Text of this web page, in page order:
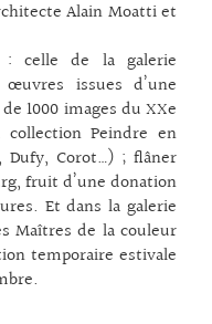
Alain Moatti et
: celle de la galerie
issues d’une
1000 images du XXe
Peindre en
Dufy, Corot…) ; flâner
fruit d’une donation
Et dans la galerie
Maîtres de la couleur
temporaire estivale